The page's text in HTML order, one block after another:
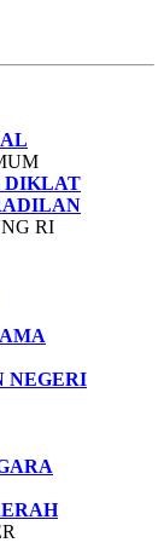
DIKLAT
RI
NEGERI